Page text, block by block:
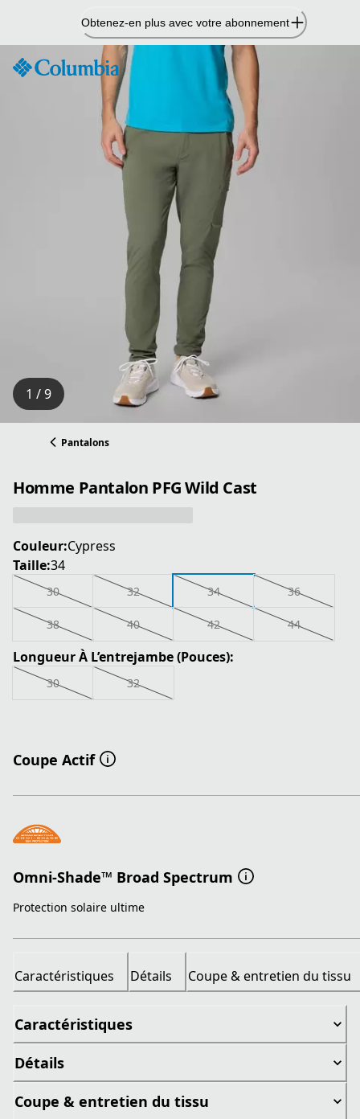
contenu
Obtenez-en plus avec votre abonnement
1 / 9
Pantalons
Homme Pantalon PFG Wild Cast
Couleur:Cypress
Taille:34
30 32 34 36
38 40 42 44
Longueur À L’entrejambe (Pouces):
30 32
Coupe Actif
Omni-Shade™ Broad Spectrum
Protection solaire ultime
Caractéristiques Détails Coupe & entretien du tissu
Caractéristiques
Détails
Coupe & entretien du tissu